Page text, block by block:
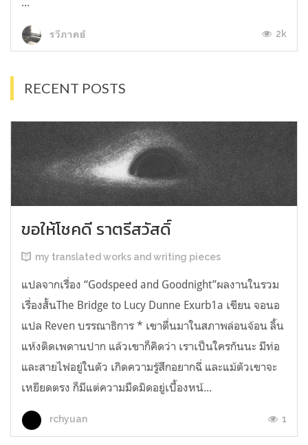
รวีภาคย์ 2k
RECENT POSTS
ขอให้โชคดี ราตรีสวัสดิ์
my translated works and writing pieces
แปลจากเรื่อง “Godspeed and Goodnight”ผลงานในรวม
เรื่องสั้นThe Bridge to Lucy Dunne Exurb1a เขียน จอนอ
แปล Reven บรรณาธิการ * เขาตื่นมาในสภาพล่อนจ้อน ลิ้น
แห้งติดเพดานปาก แล้วเขาก็คิดว่า เราเป็นใครกันนะ มีท่อ
และสายไฟอยู่ในตัว เกิดความรู้สึกอยากฉี่ และแม้ตัวเขาจะ
เหยียดตรง ก็มีแต่ความมืดมิดอยู่เบื้องหน้...
rchyuan 1